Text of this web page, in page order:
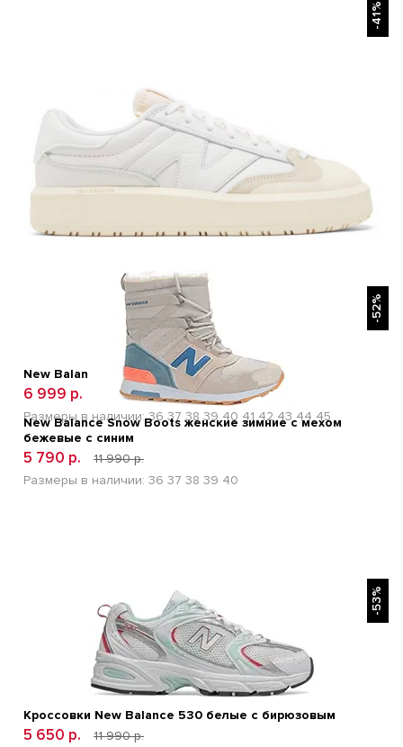
-41%
New Balance CT-302 White Moonbeam
6 999 р.
11 900 р.
Размеры в наличии:36 37 38 39 40 41 42 43 44 45
БЫСТРЫЙ ПРОСМОТР
-52%
New Balance Snow Boots женские зимние с мехом
бежевые с синим
5 790 р.
11 990 р.
Размеры в наличии: 36 37 38 39 40
-53%
Кроссовки New Balance 530 белые с бирюзовым
5 650 р.
11 990 р.